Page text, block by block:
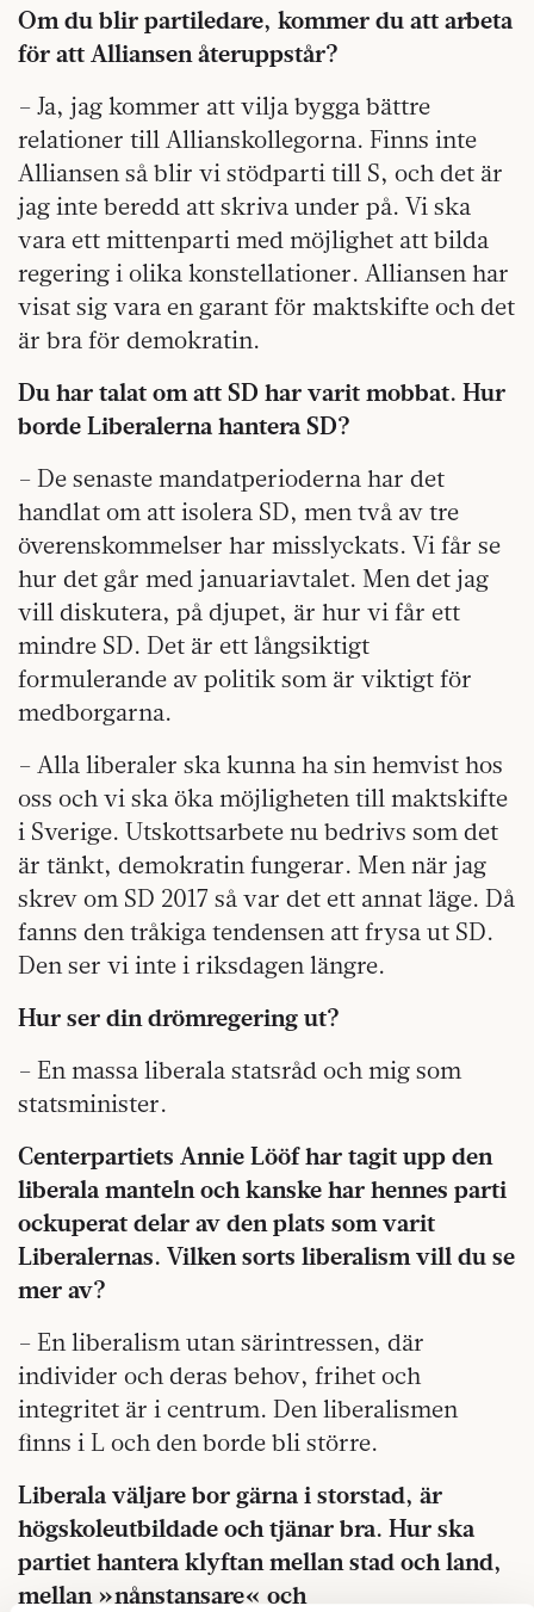
Om du blir partiledare, kommer du att arbeta
för att Alliansen återuppstår?
– Ja, jag kommer att vilja bygga bättre
relationer till Allianskollegorna. Finns inte
Alliansen så blir vi stödparti till S, och det är
jag inte beredd att skriva under på. Vi ska
vara ett mittenparti med möjlighet att bilda
regering i olika konstellationer. Alliansen har
visat sig vara en garant för maktskifte och det
är bra för demokratin.
Du har talat om att SD har varit mobbat. Hur
borde Liberalerna hantera SD?
– De senaste mandatperioderna har det
handlat om att isolera SD, men två av tre
överenskommelser har misslyckats. Vi får se
hur det går med januariavtalet. Men det jag
vill diskutera, på djupet, är hur vi får ett
mindre SD. Det är ett långsiktigt
formulerande av politik som är viktigt för
medborgarna.
– Alla liberaler ska kunna ha sin hemvist hos
oss och vi ska öka möjligheten till maktskifte
i Sverige. Utskottsarbete nu bedrivs som det
är tänkt, demokratin fungerar. Men när jag
skrev om SD 2017 så var det ett annat läge. Då
fanns den tråkiga tendensen att frysa ut SD.
Den ser vi inte i riksdagen längre.
Hur ser din drömregering ut?
– En massa liberala statsråd och mig som
statsminister.
Centerpartiets Annie Lööf har tagit upp den
liberala manteln och kanske har hennes parti
ockuperat delar av den plats som varit
Liberalernas. Vilken sorts liberalism vill du se
mer av?
– En liberalism utan särintressen, där
individer och deras behov, frihet och
integritet är i centrum. Den liberalismen
finns i L och den borde bli större.
Liberala väljare bor gärna i storstad, är
högskoleutbildade och tjänar bra. Hur ska
partiet hantera klyftan mellan stad och land,
mellan »nånstansare« och